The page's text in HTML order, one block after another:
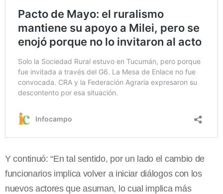
Y continuó: “En tal sentido, por un lado el cambio de
funcionarios implica volver a iniciar diálogos con los
nuevos actores que asuman, lo cual implica más